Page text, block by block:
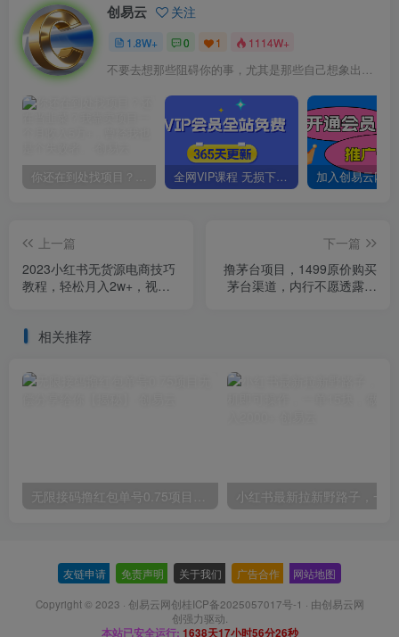
创易云 关注
1.8W+ 0 1 1114W+
不要去想那些阻碍你的事，尤其是那些自己想象出来的事
你还在到处找项目？还在当韭菜？我靠卖项目一个月收入5万+，曾经我也是个失败者。 全网VIP课程 无损下载~
上一篇
2023小红书无货源电商技巧
教程，轻松月入2w+，视频
下一篇
撸茅台项目，1499原价购买
茅台渠道，内行不愿透露的
相关推荐
无限接码撸红包单号0.75项目无偿分享给你【揭秘】
友链申请 免责声明 关于我们 广告合作 网站地图
Copyright © 2023 · 创易云网创桂ICP备2025057017号-1 · 由创易云网
创强力驱动.
本站已安全运行: 1638天17小时56分27秒